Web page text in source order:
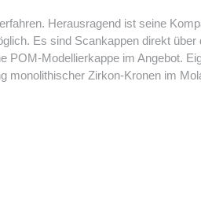
Herausragend ist seine
Es sind Scankappen direkt über
POM-Modellierkappe im Angebot.
monolithischer Zirkon-Kronen im